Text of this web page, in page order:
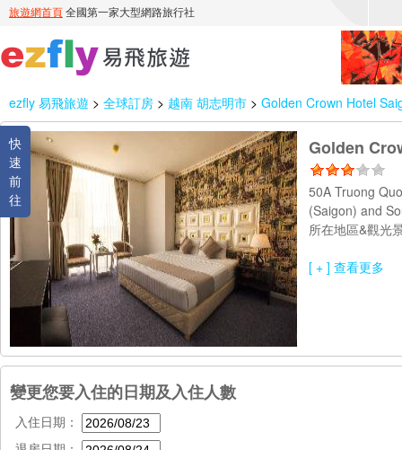
ezfly 易飛旅遊 > 全球訂房 > 越南 胡志明市 > Golden Crown Hotel
快
速
前
往
Golden
50A Truong
(Saigon) and
所在地區&觀光
[ + ] 查看更多
變更您要入住的日期及入住人數
入住日期：